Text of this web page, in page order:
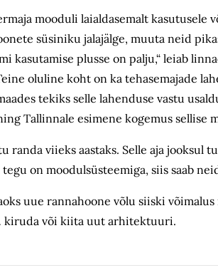
mooduli laialdasemalt kasutusele
süsiniku jalajälge, muuta neid
kasutamise plusse on palju,“ leiab
oluline koht on ka tehasemajade
tekiks selle lahenduse vastu
Tallinnale esimene kogemus sellise
randa viieks aastaks. Selle aja
on moodulsüsteemiga, siis saab
uue rannahoone võlu siiski
kiruda või kiita uut arhitektuuri.